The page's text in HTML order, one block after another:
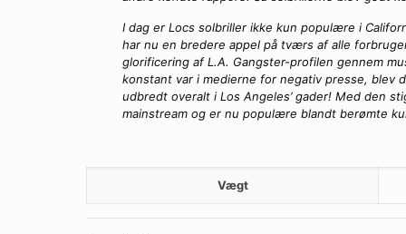
I dag er Locs solbriller ikke kun populære i
har nu en bredere appel på tværs af alle
glorificering af L.A. Gangster-profilen gennem
konstant var i medierne for negativ presse, blev
udbredt overalt i Los Angeles’ gader! Med den
mainstream og er nu populære blandt berømte
Vægt